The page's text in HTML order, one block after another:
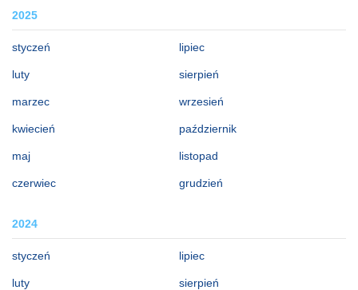
2025
styczeń
luty
marzec
kwiecień
maj
czerwiec
lipiec
sierpień
wrzesień
październik
listopad
grudzień
2024
styczeń
luty
lipiec
sierpień